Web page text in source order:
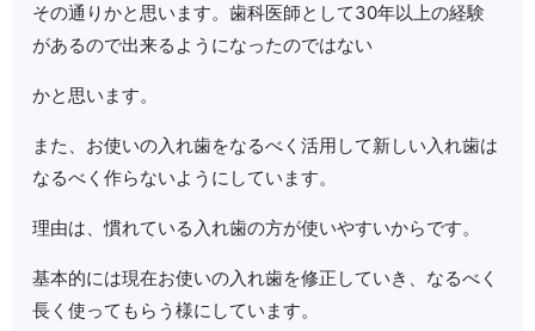
その通りかと思います。歯科医師として30年以上の経験
があるので出来るようになったのではない
かと思います。
また、お使いの入れ歯をなるべく活用して新しい入れ歯は
なるべく作らないようにしています。
理由は、慣れている入れ歯の方が使いやすいからです。
基本的には現在お使いの入れ歯を修正していき、なるべく
長く使ってもらう様にしています。